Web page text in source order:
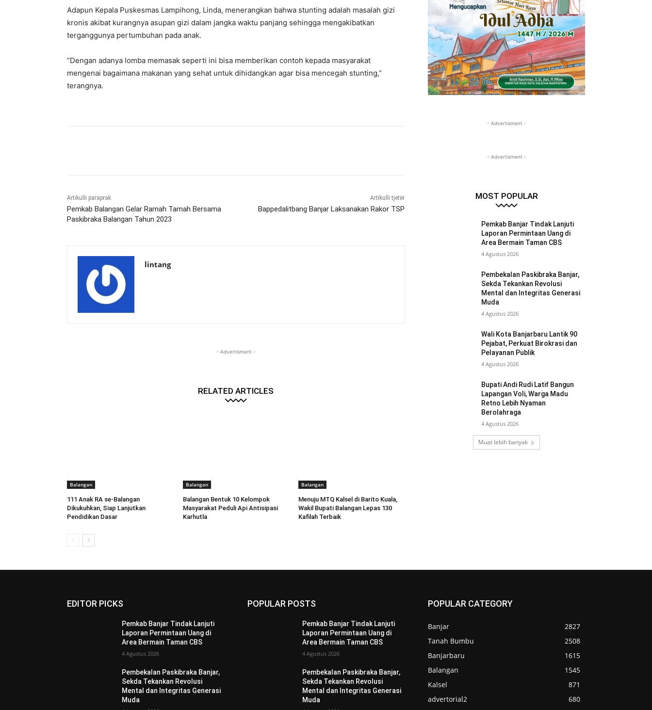
Adapun Kepala Puskesmas Lampihong, Linda, menerangkan bahwa stunting adalah masalah gizi
kronis akibat kurangnya asupan gizi dalam jangka waktu panjang sehingga mengakibatkan
terganggunya pertumbuhan pada anak.
“Dengan adanya lomba memasak seperti ini bisa memberikan contoh kepada masyarakat
mengenai bagaimana makanan yang sehat untuk dihidangkan agar bisa mencegah stunting,”
terangnya.
Artikulli paraprak
Pemkab Balangan Gelar Ramah Tamah Bersama
Paskibraka Balangan Tahun 2023
Artikulli tjetër
Bappedalitbang Banjar Laksanakan Rakor TSP
lintang
- Advertisment -
RELATED ARTICLES
Balangan
111 Anak RA se-Balangan
Dikukuhkan, Siap Lanjutkan
Pendidikan Dasar
Balangan
Balangan Bentuk 10 Kelompok
Masyarakat Peduli Api Antisipasi
Karhutla
Balangan
Menuju MTQ Kalsel di Barito Kuala,
Wakil Bupati Balangan Lepas 130
Kafilah Terbaik
- Advertisment -
- Advertisment -
MOST POPULAR
Pemkab Banjar Tindak Lanjuti
Laporan Permintaan Uang di
Area Bermain Taman CBS
4 Agustus 2026
Pembekalan Paskibraka Banjar,
Sekda Tekankan Revolusi
Mental dan Integritas Generasi
Muda
4 Agustus 2026
Wali Kota Banjarbaru Lantik 90
Pejabat, Perkuat Birokrasi dan
Pelayanan Publik
4 Agustus 2026
Bupati Andi Rudi Latif Bangun
Lapangan Voli, Warga Madu
Retno Lebih Nyaman
Berolahraga
4 Agustus 2026
Muat lebih banyak
EDITOR PICKS
Pemkab Banjar Tindak Lanjuti
Laporan Permintaan Uang di
Area Bermain Taman CBS
4 Agustus 2026
Pembekalan Paskibraka Banjar,
Sekda Tekankan Revolusi
Mental dan Integritas Generasi
Muda
POPULAR POSTS
Pemkab Banjar Tindak Lanjuti
Laporan Permintaan Uang di
Area Bermain Taman CBS
4 Agustus 2026
Pembekalan Paskibraka Banjar,
Sekda Tekankan Revolusi
Mental dan Integritas Generasi
Muda
POPULAR CATEGORY
Banjar
2827
Tanah Bumbu
2508
Banjarbaru
1615
Balangan
1545
Kalsel
871
advertorial2
680